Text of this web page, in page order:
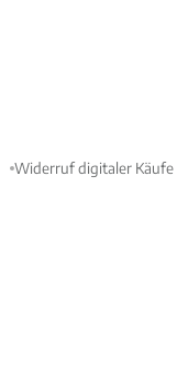
Widerruf digitaler Käufe